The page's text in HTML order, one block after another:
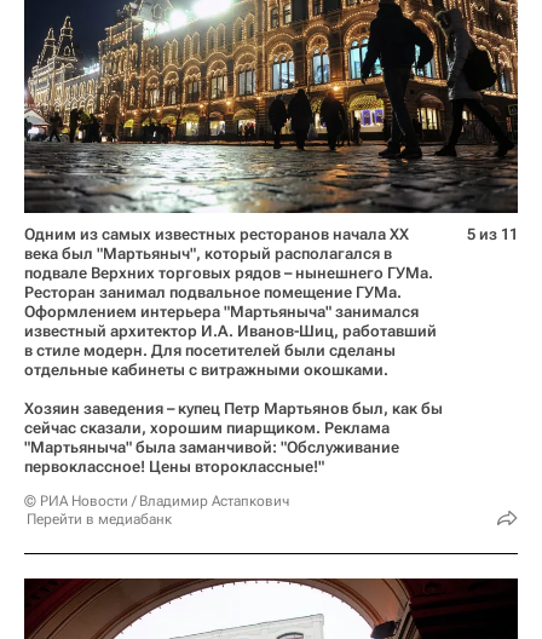
Одним из самых известных ресторанов начала ХХ
века был "Мартьяныч", который располагался в
подвале Верхних торговых рядов – нынешнего ГУМа.
Ресторан занимал подвальное помещение ГУМа.
Оформлением интерьера "Мартьяныча" занимался
известный архитектор И.А. Иванов-Шиц, работавший
в стиле модерн. Для посетителей были сделаны
отдельные кабинеты с витражными окошками.
Хозяин заведения – купец Петр Мартьянов был, как бы
сейчас сказали, хорошим пиарщиком. Реклама
"Мартьяныча" была заманчивой: "Обслуживание
первоклассное! Цены второклассные!"
© РИА Новости / Владимир Астапкович
Перейти в медиабанк
5 из 11